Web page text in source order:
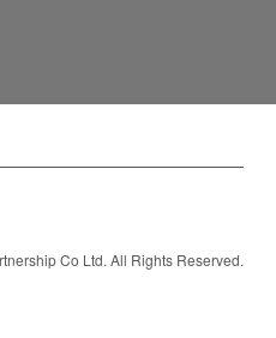
Co Ltd. All Rights Reserved.